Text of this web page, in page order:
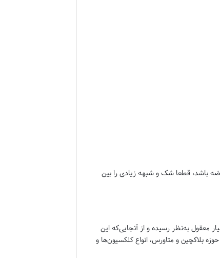
باشد، قطعا شک و شبهه زیادی را بین
سر گذاشت، بسیاری از افراد به سرمایه‌گذاری روی آن فکر می‌کردند. در سال 2022 این کار بسیار معقول به‌نظر رسیده و از آنجایی‌که این
بلاکچین و متاورس، انواع کلکسیون‌ها و